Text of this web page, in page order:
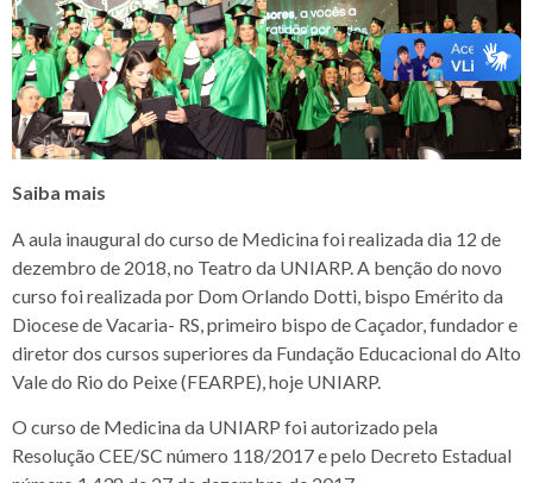
Saiba mais
A aula inaugural do curso de Medicina foi realizada dia 12 de
dezembro de 2018, no Teatro da UNIARP. A benção do novo
curso foi realizada por Dom Orlando Dotti, bispo Emérito da
Diocese de Vacaria- RS, primeiro bispo de Caçador, fundador e
diretor dos cursos superiores da Fundação Educacional do Alto
Vale do Rio do Peixe (FEARPE), hoje UNIARP.
O curso de Medicina da UNIARP foi autorizado pela
Resolução CEE/SC número 118/2017 e pelo Decreto Estadual